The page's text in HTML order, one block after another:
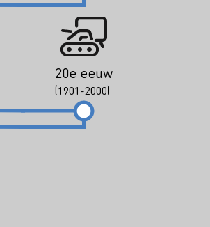
20e eeuw
(1901-2000)